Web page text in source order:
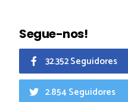
Segue-nos!
32.352 Seguidores
2.854 Seguidores